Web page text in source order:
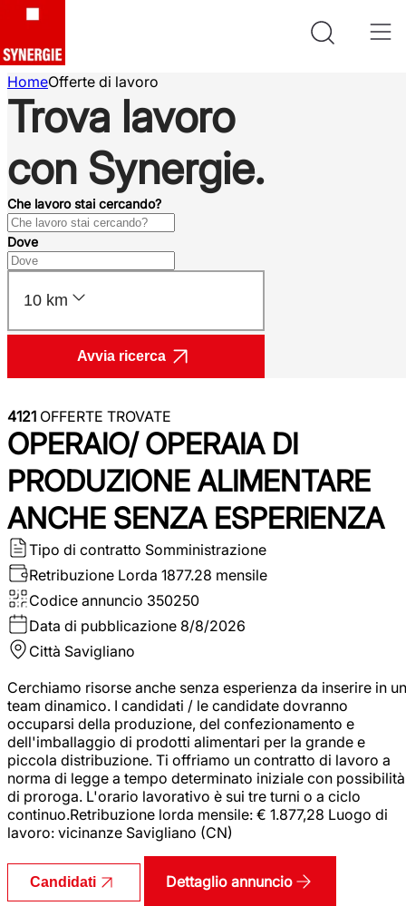
HomeOfferte di lavoro
Trova lavoro
con Synergie.
Che lavoro stai cercando?
Dove
10 km
Avvia ricerca
4121 OFFERTE TROVATE
OPERAIO/ OPERAIA DI
PRODUZIONE ALIMENTARE
ANCHE SENZA ESPERIENZA
Tipo di contratto Somministrazione
Retribuzione Lorda 1877.28 mensile
Codice annuncio 350250
Data di pubblicazione 8/8/2026
Città Savigliano
Cerchiamo risorse anche senza esperienza da inserire in un
team dinamico. I candidati / le candidate dovranno
occuparsi della produzione, del confezionamento e
dell'imballaggio di prodotti alimentari per la grande e
piccola distribuzione. Ti offriamo un contratto di lavoro a
norma di legge a tempo determinato iniziale con possibilità
di proroga. L'orario lavorativo è sui tre turni o a ciclo
continuo.Retribuzione lorda mensile: € 1.877,28 Luogo di
lavoro: vicinanze Savigliano (CN)
Candidati Dettaglio annuncio